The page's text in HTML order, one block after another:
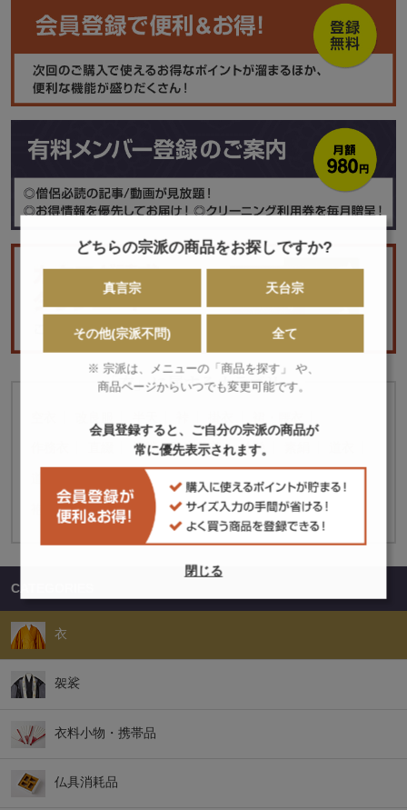
「衣」に属するカテゴリー
襦袢・防寒肌着 鈴懸
被布 褊衫 帽子・尼僧頭巾
間衣 洋服法衣 追加加工 四紐
CATEGORIES
衣
袈裟
衣料小物・携帯品
仏具消耗品
どちらの宗派の商品をお探しですか?
真言宗 天台宗
その他(宗派不問) 全て
※ 宗派は、メニューの「商品を探す」 や、
商品ページからいつでも変更可能です。
会員登録すると、ご自分の宗派の商品が
常に優先表示されます。
閉じる